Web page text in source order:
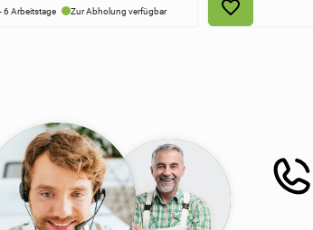
6 Arbeitstage Zur Abholung verfügbar